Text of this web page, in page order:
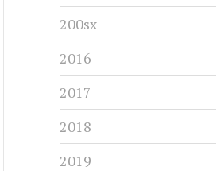
200sx
2016
2017
2018
2019